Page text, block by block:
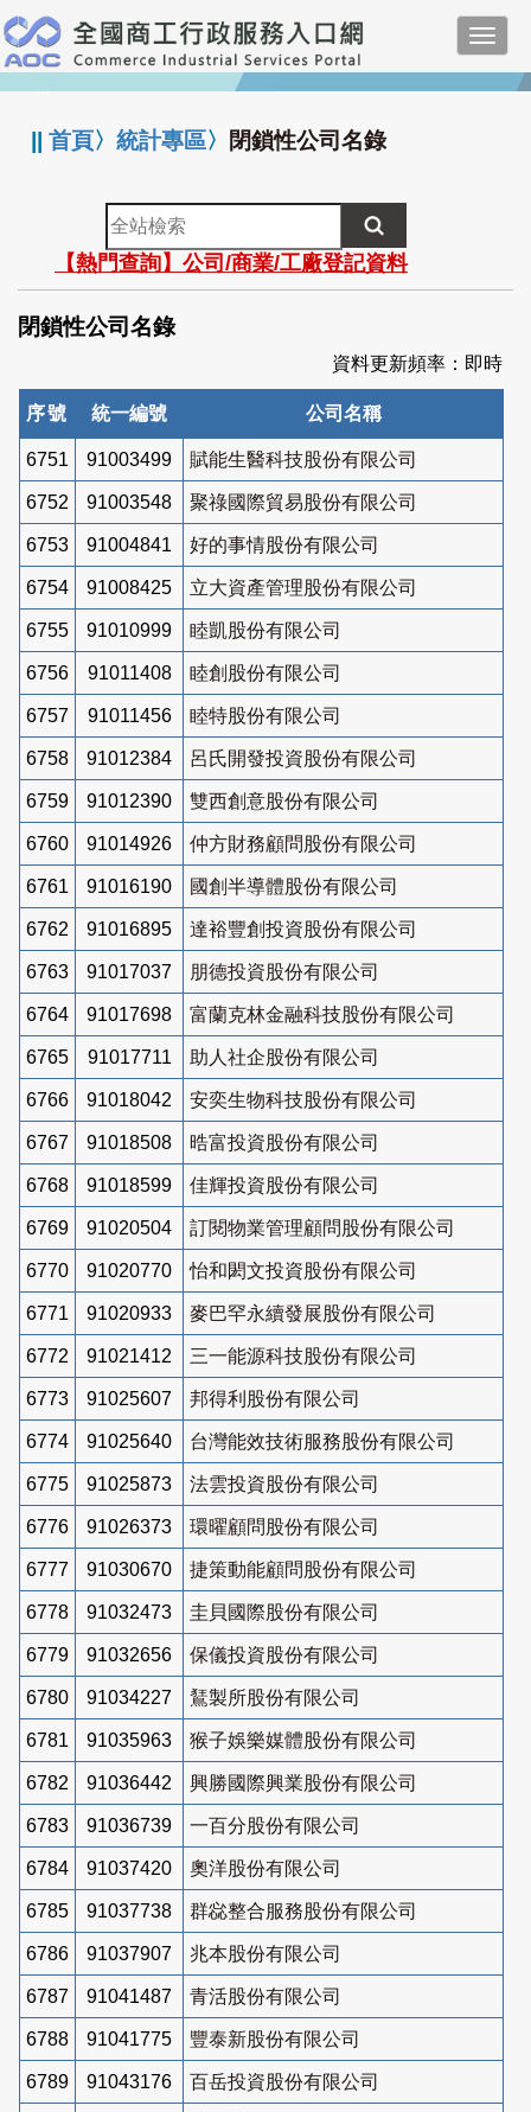
跳
到
主
要
:::
||首頁〉統計專區〉 閉鎖性公司名錄
全
站
檢
索
【熱門查詢】公司/商業/工廠登記資料
閉鎖性公司名錄
資料更新頻率：即時
序號 統一編號 公司名稱
6751 91003499 賦能生醫科技股份有限公司
6752 91003548 聚祿國際貿易股份有限公司
6753 91004841 好的事情股份有限公司
6754 91008425 立大資產管理股份有限公司
6755 91010999 睦凱股份有限公司
6756 91011408 睦創股份有限公司
6757 91011456 睦特股份有限公司
6758 91012384 呂氏開發投資股份有限公司
6759 91012390 雙西創意股份有限公司
6760 91014926 仲方財務顧問股份有限公司
6761 91016190 國創半導體股份有限公司
6762 91016895 達裕豐創投資股份有限公司
6763 91017037 朋德投資股份有限公司
6764 91017698 富蘭克林金融科技股份有限公司
6765 91017711 助人社企股份有限公司
6766 91018042 安奕生物科技股份有限公司
6767 91018508 晧富投資股份有限公司
6768 91018599 佳輝投資股份有限公司
6769 91020504 訂閱物業管理顧問股份有限公司
6770 91020770 怡和閎文投資股份有限公司
6771 91020933 麥巴罕永續發展股份有限公司
6772 91021412 三一能源科技股份有限公司
6773 91025607 邦得利股份有限公司
6774 91025640 台灣能效技術服務股份有限公司
6775 91025873 法雲投資股份有限公司
6776 91026373 環曜顧問股份有限公司
6777 91030670 捷策動能顧問股份有限公司
6778 91032473 圭貝國際股份有限公司
6779 91032656 保儀投資股份有限公司
6780 91034227 鵟製所股份有限公司
6781 91035963 猴子娛樂媒體股份有限公司
6782 91036442 興勝國際興業股份有限公司
6783 91036739 一百分股份有限公司
6784 91037420 奧洋股份有限公司
6785 91037738 群惢整合服務股份有限公司
6786 91037907 兆本股份有限公司
6787 91041487 青活股份有限公司
6788 91041775 豐泰新股份有限公司
6789 91043176 百岳投資股份有限公司